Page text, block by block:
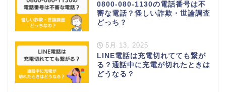
0800-080-1130の電話番号は不
審な電話？怪しい詐欺・世論調査
どっち？
5月 13, 2025
LINE電話は充電切れてても繋が
る？通話中に充電が切れたときは
どうなる？